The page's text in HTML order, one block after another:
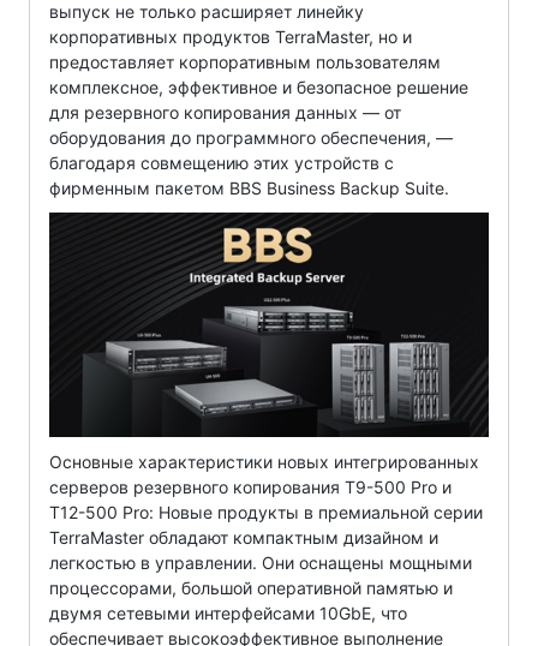
выпуск не только расширяет линейку
корпоративных продуктов TerraMaster, но и
предоставляет корпоративным пользователям
комплексное, эффективное и безопасное решение
для резервного копирования данных — от
оборудования до программного обеспечения, —
благодаря совмещению этих устройств с
фирменным пакетом BBS Business Backup Suite.
Основные характеристики новых интегрированных
серверов резервного копирования T9-500 Pro и
T12-500 Pro: Новые продукты в премиальной серии
TerraMaster обладают компактным дизайном и
легкостью в управлении. Они оснащены мощными
процессорами, большой оперативной памятью и
двумя сетевыми интерфейсами 10GbE, что
обеспечивает высокоэффективное выполнение